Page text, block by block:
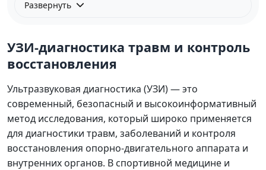
Развернуть
УЗИ-диагностика травм и контроль
восстановления
Ультразвуковая диагностика (УЗИ) — это
современный, безопасный и высокоинформативный
метод исследования, который широко применяется
для диагностики травм, заболеваний и контроля
восстановления опорно-двигательного аппарата и
внутренних органов. В спортивной медицине и